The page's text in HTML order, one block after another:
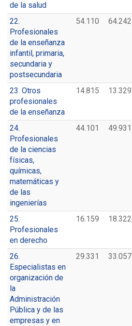
de la salud
22.
Profesionales
de la enseñanza
infantil, primaria,
secundaria y
postsecundaria
54.110 64.242
23. Otros
profesionales
de la enseñanza
14.815 13.329
24.
Profesionales
de la ciencias
físicas,
químicas,
matemáticas y
de las
ingenierías
44.101 49.931
25.
Profesionales
en derecho
16.159 18.322
26.
Especialistas en
organización de
la
Administración
Pública y de las
empresas y en
29.331 33.057